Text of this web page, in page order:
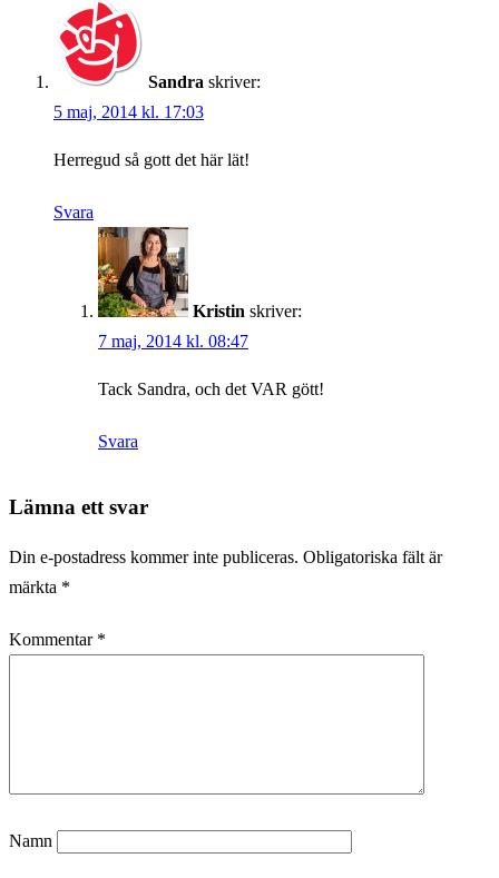
Sandra skriver:
5 maj, 2014 kl. 17:03
Herregud så gott det här lät!
Svara
Kristin skriver:
7 maj, 2014 kl. 08:47
Tack Sandra, och det VAR gött!
Svara
Lämna ett svar
Din e-postadress kommer inte publiceras. Obligatoriska fält är
märkta *
Kommentar *
Namn